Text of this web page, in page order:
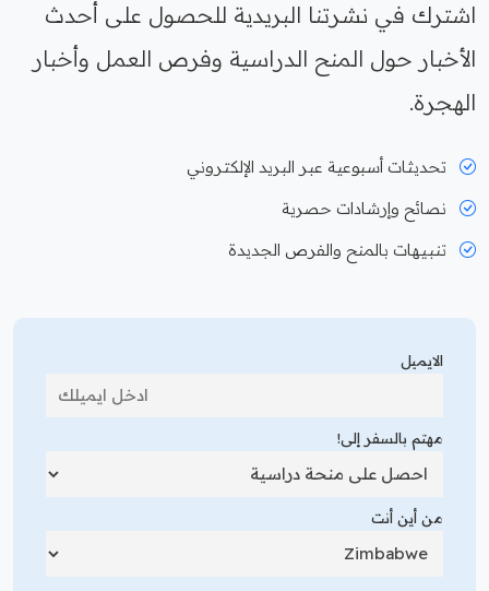
اشترك في نشرتنا البريدية للحصول على أحدث
الأخبار حول المنح الدراسية وفرص العمل وأخبار
الهجرة.
تحديثات أسبوعية عبر البريد الإلكتروني
نصائح وإرشادات حصرية
تنبيهات بالمنح والفرص الجديدة
الايميل
مهتم بالسفر إلى!
من أين أنت